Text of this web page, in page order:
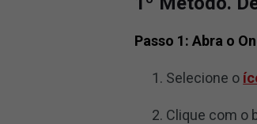
Passo 1: Abra o
Selecione o
Clique com o